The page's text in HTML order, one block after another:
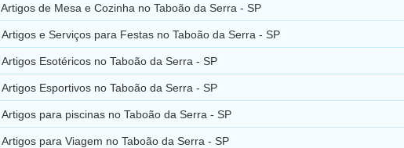
Artigos de Mesa e Cozinha no Taboão da Serra - SP
Artigos e Serviços para Festas no Taboão da Serra - SP
Artigos Esotéricos no Taboão da Serra - SP
Artigos Esportivos no Taboão da Serra - SP
Artigos para piscinas no Taboão da Serra - SP
Artigos para Viagem no Taboão da Serra - SP